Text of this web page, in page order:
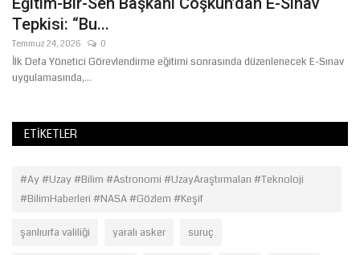
Tepkisi: “Bu...
Temmuz 24, 2026 0
İlk Defa Yönetici Görevlendirme eğitimi sonrasında düzenlenecek E-Sınav
uygulamasında,...
ETIKETLER
#Ay #Uzay #Bilim #Astronomi #UzayAraştırmaları #Teknoloji
#BilimHaberleri #NASA #Gözlem #Keşif
şanlıurfa valiliği yaralı asker suruç